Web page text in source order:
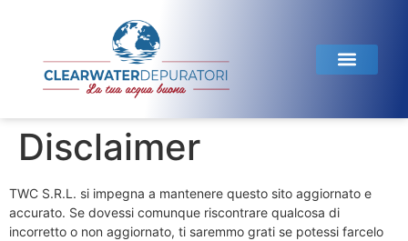
Disclaimer
TWC S.R.L. si impegna a mantenere questo sito aggiornato e
accurato. Se dovessi comunque riscontrare qualcosa di
incorretto o non aggiornato, ti saremmo grati se potessi farcelo